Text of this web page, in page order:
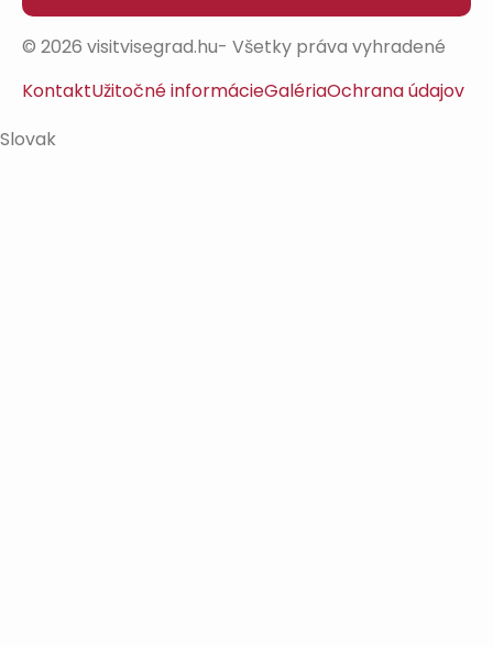
© 2026 visitvisegrad.hu- Všetky práva vyhradené
KontaktUžitočné informácieGalériaOchrana údajov
Slovak